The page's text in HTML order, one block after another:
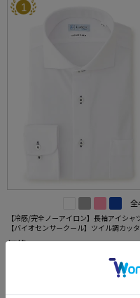
1
【冷感/完全ノーアイロン】長袖アイシャ
【バイオセンサークール】ツイル調カッ
価格：6,259円 (税込)